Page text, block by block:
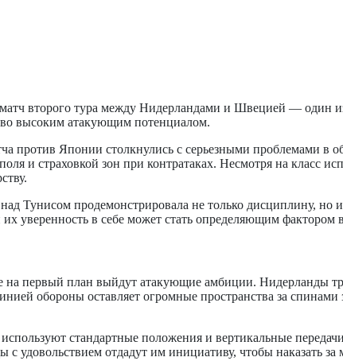
второго тура между Нидерландами и Швецией — один
высоким атакующим потенциалом.
Японии столкнулись с серьезными проблемами в
и страховкой зон при контратаках. Несмотря на класс
Тунисом продемонстрировала не только дисциплину,
в себе может стать определяющим фактором
первый план выйдут атакующие амбиции. Нидерланды
обороны оставляет огромные пространства за спинами
стандартные положения и вертикальные
удовольствием отдадут им инициативу, чтобы наказать